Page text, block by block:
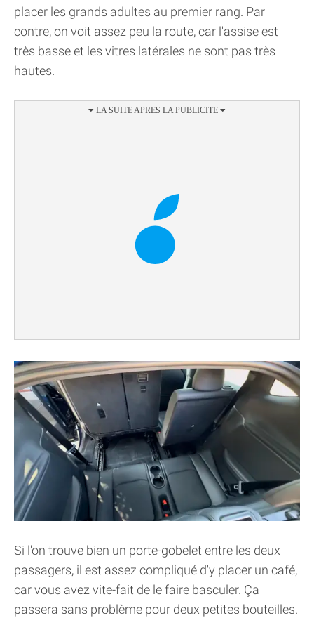
placer les grands adultes au premier rang. Par
contre, on voit assez peu la route, car l'assise est
très basse et les vitres latérales ne sont pas très
hautes.
Si l'on trouve bien un porte-gobelet entre les deux
passagers, il est assez compliqué d'y placer un café,
car vous avez vite-fait de le faire basculer. Ça
passera sans problème pour deux petites bouteilles.